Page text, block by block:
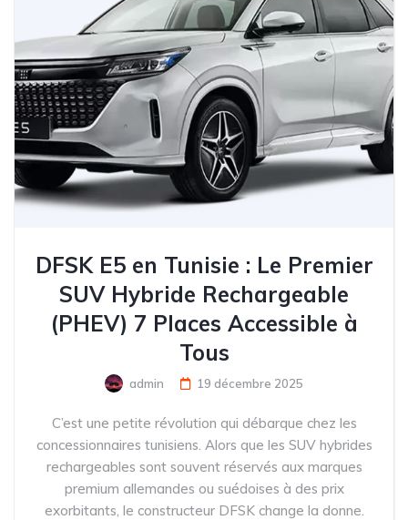
DFSK E5 en Tunisie : Le Premier
SUV Hybride Rechargeable
(PHEV) 7 Places Accessible à
Tous
admin 19 décembre 2025
C’est une petite révolution qui débarque chez les
concessionnaires tunisiens. Alors que les SUV hybrides
rechargeables sont souvent réservés aux marques
premium allemandes ou suédoises à des prix
exorbitants, le constructeur DFSK change la donne.